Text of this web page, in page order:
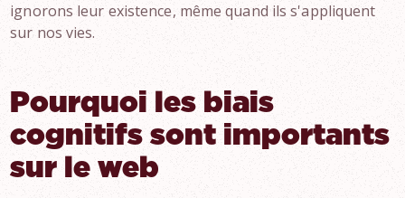
ignorons leur existence, même quand ils s'appliquent
sur nos vies.
Pourquoi les biais
cognitifs sont importants
sur le web